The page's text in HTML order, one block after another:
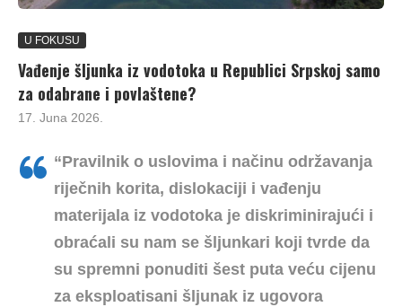
U FOKUSU
Vađenje šljunka iz vodotoka u Republici Srpskoj samo
za odabrane i povlaštene?
17. Juna 2026.
“Pravilnik o uslovima i načinu održavanja
riječnih korita, dislokaciji i vađenju
materijala iz vodotoka je diskriminirajući i
obraćali su nam se šljunkari koji tvrde da
su spremni ponuditi šest puta veću cijenu
za eksploatisani šljunak iz ugovora